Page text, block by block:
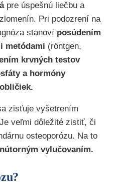
pre úspešnú liečbu a
Pri podozrení na
stanoví posúdením
metódami (röntgen,
krvných testov
a hormóny
zisťuje vyšetrením
veľmi dôležité zistiť, či
osteoporózu. Na to
vylučovaním.